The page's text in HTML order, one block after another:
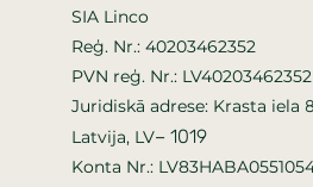
SIA Linco
Reģ. Nr.: 40203462352
PVN reģ. Nr.: LV40203462352
Juridiskā adrese: Krasta iela
Latvija, LV– 1019
Konta Nr.: